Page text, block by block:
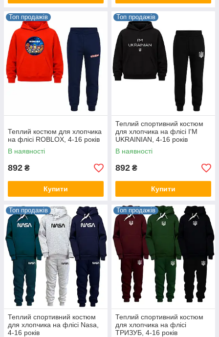
Топ продажів
Теплий костюм для хлопчика
на флісі ROBLOX, 4-16 років
В наявності
892 ₴
Купити
Топ продажів
Теплий спортивний костюм
для хлопчика на флісі I'M
UKRAINIAN, 4-16 років
В наявності
892 ₴
Купити
Топ продажів
Теплий спортивний костюм
для хлопчика на флісі Nasa,
4-16 років
Топ продажів
Теплий спортивний костюм
для хлопчика на флісі
ТРИЗУБ, 4-16 років